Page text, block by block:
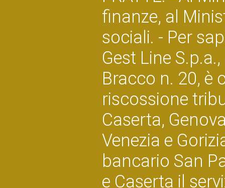
finanze, al
sociali. - Per
Gest Line
Bracco n. 20, è
riscossione
Caserta,
Venezia e
bancario San
e Caserta il